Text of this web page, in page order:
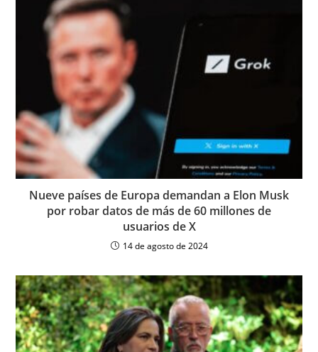
Nueve países de Europa demandan a Elon Musk
por robar datos de más de 60 millones de
usuarios de X
14 de agosto de 2024